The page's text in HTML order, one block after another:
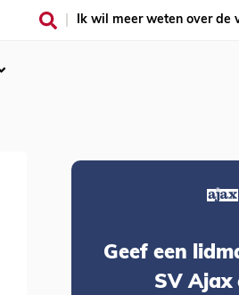
Ik wil meer weten over de
Geef een
SV Ajax